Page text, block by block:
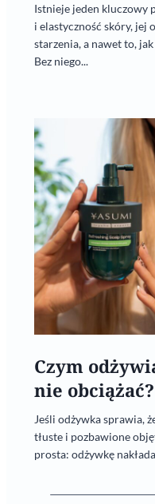
Istnieje jeden kluczowy
i elastyczność skóry, jej
starzenia, a nawet to,
Bez niego...
Czym
nie obciążać?
Jeśli odżywka sprawia,
tłuste i pozbawione
prosta: odżywkę